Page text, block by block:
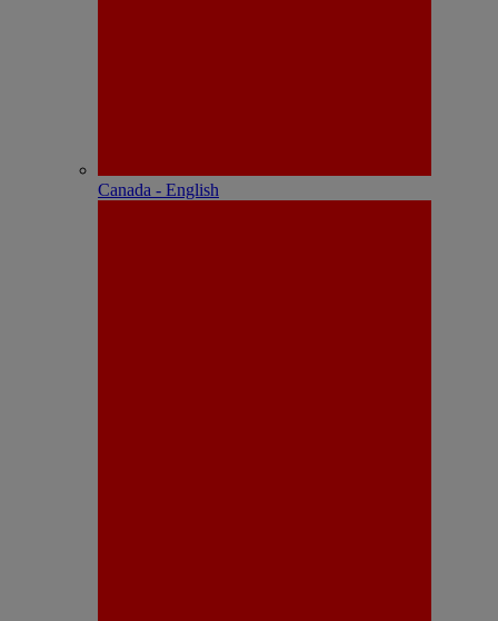
Canada - English